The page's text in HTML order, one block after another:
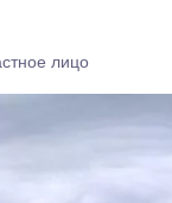
лицо